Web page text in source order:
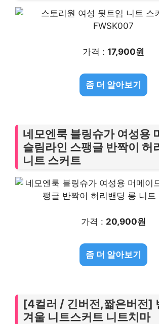
가격 : 17,900원
좀 더 알아보기
네모엔룩 블링슈가 여성용
슬림라인 스팽글 반짝이 허
니트 스커트
가격 : 20,900원
좀 더 알아보기
[4컬러 / 긴버전,짧은버전]
겨울 니트스커트 니트치마